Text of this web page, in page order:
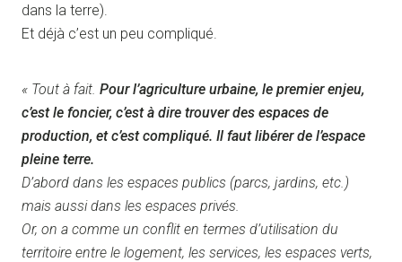
dans la terre).
Et déjà c’est un peu compliqué.
« Tout à fait. Pour l’agriculture urbaine, le premier enjeu,
c’est le foncier, c’est à dire trouver des espaces de
production, et c’est compliqué. Il faut libérer de l’espace
pleine terre.
D’abord dans les espaces publics (parcs, jardins, etc.)
mais aussi dans les espaces privés.
Or, on a comme un conflit en termes d’utilisation du
territoire entre le logement, les services, les espaces verts,